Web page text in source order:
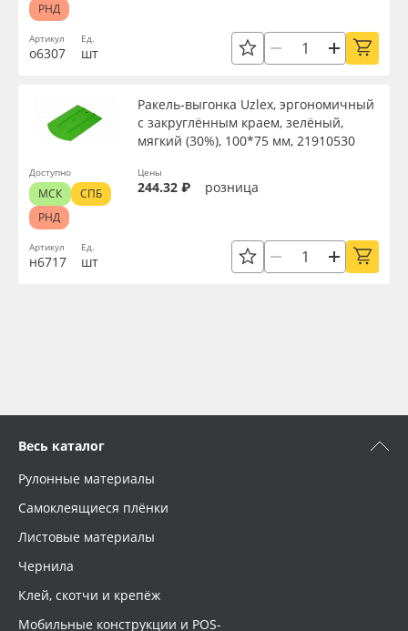
Артикул
о6307
Ед.
шт
РНД
Артикул
н6717
Ракель-выгонка Uzlex, эргономичный
с закруглённым краем, зелёный,
мягкий (30%), 100*75 мм, 21910530
Ед.
шт
Цены
244.32 ₽ розница
Доступно
МСК
СПБ
РНД
Весь каталог
Рулонные материалы
Самоклеящиеся плёнки
Листовые материалы
Чернила
Клей, скотчи и крепёж
Мобильные конструкции и POS-